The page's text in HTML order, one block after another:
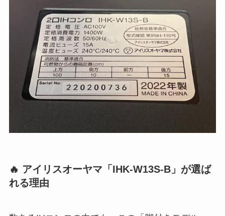
🔥 アイリスオーヤマ「IHK-W13S-B」が選ば
れる理由